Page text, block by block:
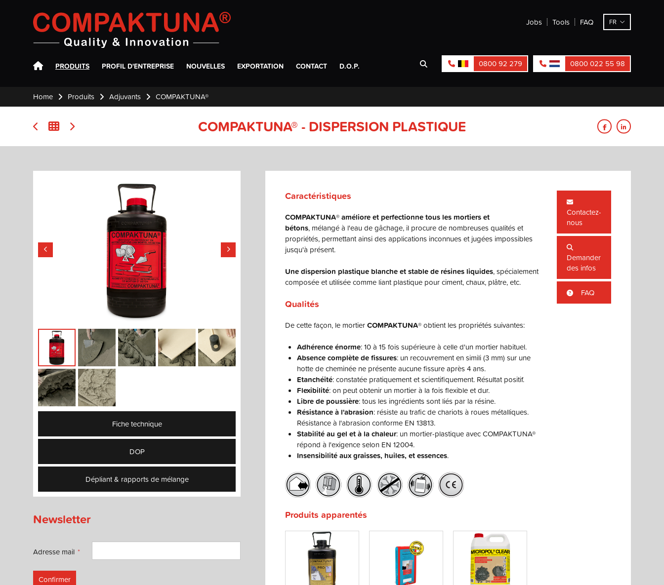
Compaktuna Jobs Tools FAQ FR
PRODUITS PROFIL D'ENTREPRISE NOUVELLES EXPORTATION CONTACT D.O.P. 0800 92 279 0800 022 55 98
Home Produits Adjuvants COMPAKTUNA®
COMPAKTUNA® - DISPERSION PLASTIQUE
Fiche technique
DOP
Dépliant & rapports de mélange
Newsletter
Adresse mail
Confirmer
Caractéristiques
COMPAKTUNA®améliore et perfectionne tous les mortiers et
bétons, mélangé à l'eau de gâchage, il procure de nombreuses qualités et
propriétés, permettant ainsi des applications inconnues et jugées impossibles
jusqu'à présent.
Une dispersion plastique blanche et stable de résines liquides, spécialement
composée et utilisée comme liant plastique pour ciment, chaux, plâtre, etc.
Qualités
De cette façon, le mortierCOMPAKTUNA® obtient les propriétés suivantes:
Adhérence énorme: 10 à 15 fois supérieure à celle d'un mortier habituel.
Absence complète de fissures: un recouvrement en simili (3 mm) sur une
hotte de cheminée ne présente aucune fissure après 4 ans.
Etanchéité: constatée pratiquement et scientifiquement. Résultat positif.
Flexibilité: on peut obtenir un mortier à la fois flexible et dur.
Libre de poussière: tous les ingrédients sont liés par la résine.
Résistance à l'abrasion: résiste au trafic de chariots à roues métalliques.
Résistance à l'abrasion conforme EN 13813.
Stabilité au gel et à la chaleur: un mortier-plastique avec COMPAKTUNA®
répond à l'exigence selon EN 12004.
Insensibilité aux graisses, huiles, et essences.
Contactez-
nous
Demander
des infos
FAQ
Produits apparentés